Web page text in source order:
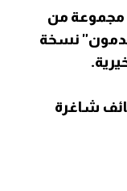
من
نسخة
شاغرة